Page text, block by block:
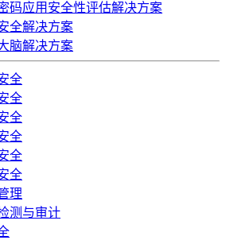
码应用安全性评估解决方案
全解决方案
脑解决方案
全
全
全
全
全
全
理
测与审计